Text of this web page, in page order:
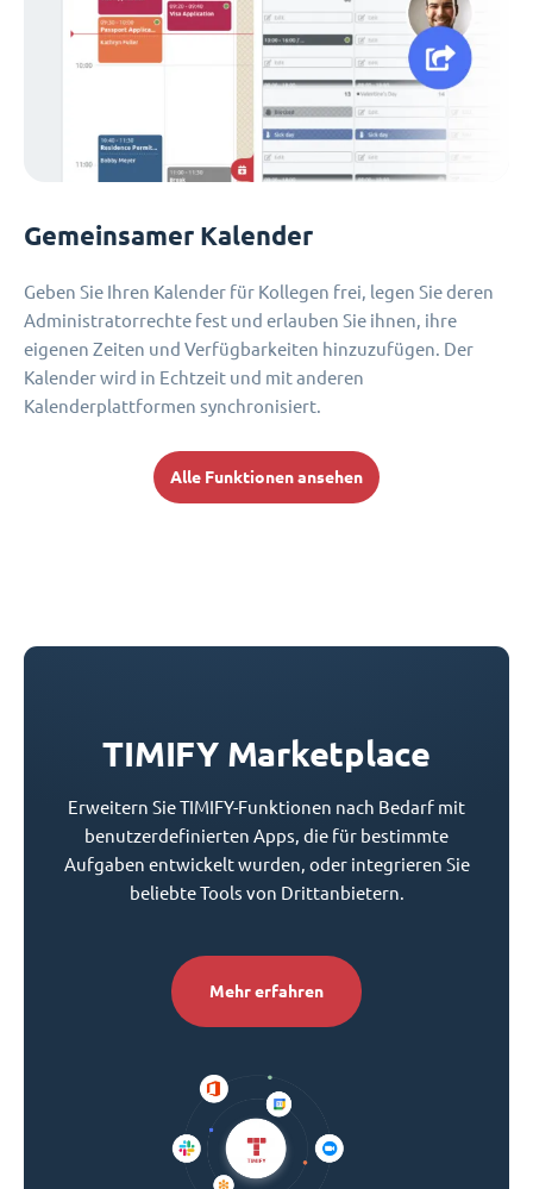
Gemeinsamer Kalender
Geben Sie Ihren Kalender für Kollegen frei, legen Sie deren
Administratorrechte fest und erlauben Sie ihnen, ihre
eigenen Zeiten und Verfügbarkeiten hinzuzufügen. Der
Kalender wird in Echtzeit und mit anderen
Kalenderplattformen synchronisiert.
Alle Funktionen ansehen
TIMIFY Marketplace
Erweitern Sie TIMIFY-Funktionen nach Bedarf mit
benutzerdefinierten Apps, die für bestimmte
Aufgaben entwickelt wurden, oder integrieren Sie
beliebte Tools von Drittanbietern.
Mehr erfahren